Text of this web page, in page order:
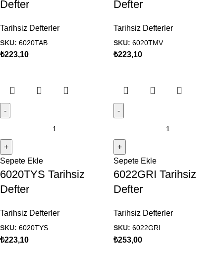
Defter
Tarihsiz Defterler
SKU: 6020TAB
₺223,10
Defter
Tarihsiz Defterler
SKU: 6020TMV
₺223,10
Sepete Ekle
6020TYS Tarihsiz
Defter
Tarihsiz Defterler
SKU: 6020TYS
₺223,10
Sepete Ekle
6022GRI Tarihsiz
Defter
Tarihsiz Defterler
SKU: 6022GRI
₺253,00